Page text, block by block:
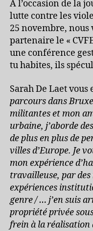
A l’occasion de la
lutte contre les
25 novembre,
partenaire le «
une conférence
tu habites, ils
Sarah De Laet
parcours dans
militantes et mon
urbaine, j’aborde
de plus en plus de
villes d’Europe. Je
mon expérience
travailleuse, par
expériences
genre / … j’en suis
propriété privée
frein à la